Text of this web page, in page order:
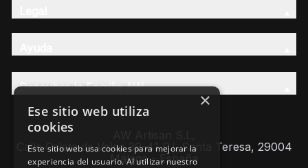
Descubre la Familia AW
Calle Caleta de Velez 39-41 P.I. Santa Teresa, 29004
Málaga - España
×
Ese sitio web utiliza
cookies
Este sitio web usa cookies para mejorar la
experiencia del usuario. Al utilizar nuestro